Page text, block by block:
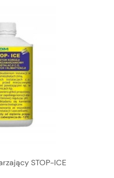
STOP-ICE